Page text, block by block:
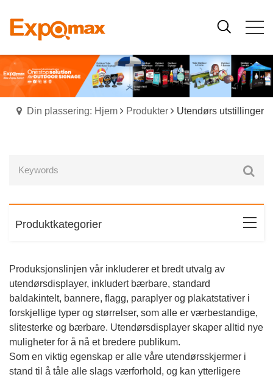
Din plassering: Hjem Produkter Utendørs utstillinger
Produktkategorier
Produksjonslinjen vår inkluderer et bredt utvalg av
utendørsdisplayer, inkludert bærbare, standard
baldakintelt, bannere, flagg, paraplyer og plakatstativer i
forskjellige typer og størrelser, som alle er værbestandige,
slitesterke og bærbare. Utendørsdisplayer skaper alltid nye
muligheter for å nå et bredere publikum.
Som en viktig egenskap er alle våre utendørsskjermer i
stand til å tåle alle slags værforhold, og kan ytterligere